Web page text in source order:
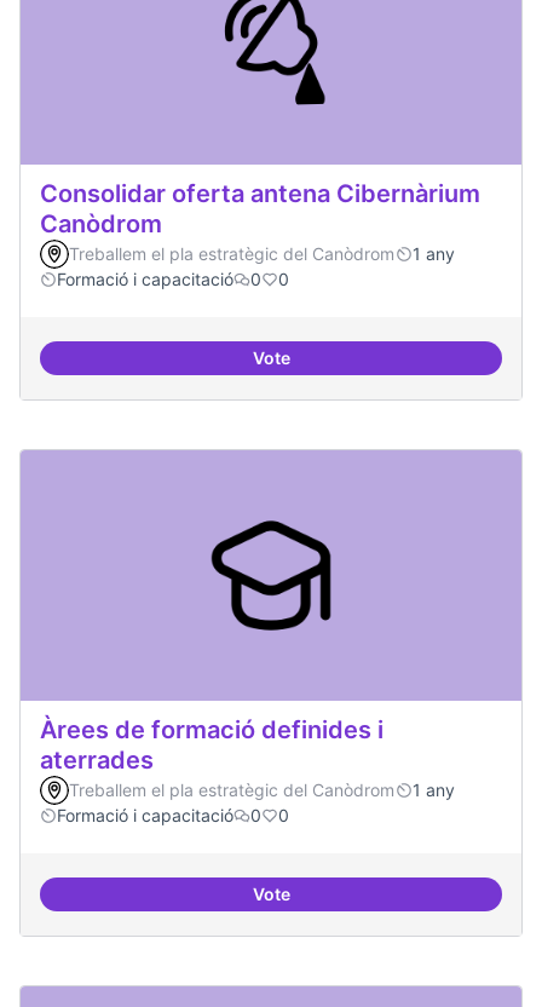
Consolidar oferta antena Cibernàrium
Canòdrom
Treballem el pla estratègic del Canòdrom
1 any
Formació i capacitació
0 0
VoteConsolidar oferta antena
Àrees de formació definides i
aterrades
Treballem el pla estratègic del Canòdrom
1 any
Formació i capacitació
0 0
VoteÀrees de formació definides i